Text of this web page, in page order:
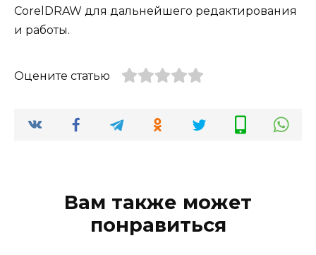
CorelDRAW для дальнейшего редактирования
и работы.
Оцените статью
Вам также может
понравиться